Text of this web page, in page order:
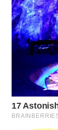
WN
LIKUPANG
WN
LABUANBAJO
WN
BORNEO
Wahana